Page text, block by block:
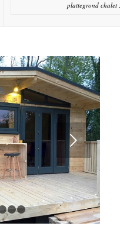
plattegrond chalet
1 2 3 4 5 6 7 8